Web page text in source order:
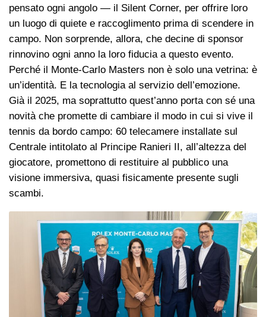
pensato ogni angolo — il Silent Corner, per offrire loro
un luogo di quiete e raccoglimento prima di scendere in
campo. Non sorprende, allora, che decine di sponsor
rinnovino ogni anno la loro fiducia a questo evento.
Perché il Monte-Carlo Masters non è solo una vetrina: è
un’identità. E la tecnologia al servizio dell’emozione.
Già il 2025, ma soprattutto quest’anno porta con sé una
novità che promette di cambiare il modo in cui si vive il
tennis da bordo campo: 60 telecamere installate sul
Centrale intitolato al Principe Ranieri II, all’altezza del
giocatore, promettono di restituire al pubblico una
visione immersiva, quasi fisicamente presente sugli
scambi.